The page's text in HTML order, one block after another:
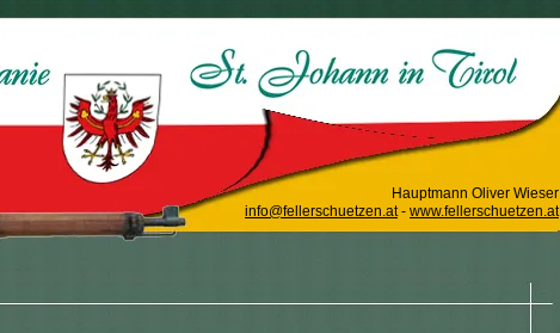
Hauptmann Oliver Wieser
info@fellerschuetzen.at- www.fellerschuetzen.at